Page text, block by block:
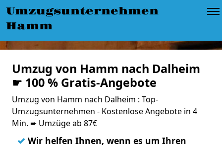
Umzugsunternehmen
Hamm
Umzug von Hamm nach Dalheim
☛ 100 % Gratis-Angebote
Umzug von Hamm nach Dalheim : Top-
Umzugsunternehmen - Kostenlose Angebote in 4
Min. ➨ Umzüge ab 87€
✓ Wir helfen Ihnen, wenn es um Ihren